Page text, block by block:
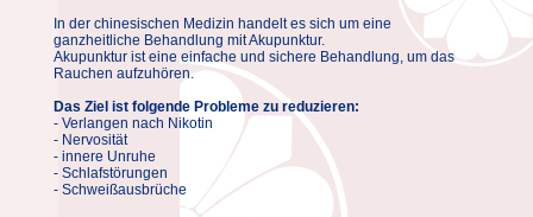
In der chinesischen Medizin handelt es sich um eine
ganzheitliche Behandlung mit Akupunktur.
Akupunktur ist eine einfache und sichere Behandlung, um das
Rauchen aufzuhören.
Das Ziel ist folgende Probleme zu reduzieren:
- Verlangen nach Nikotin
- Nervosität
- innere Unruhe
- Schlafstörungen
- Schweißausbrüche